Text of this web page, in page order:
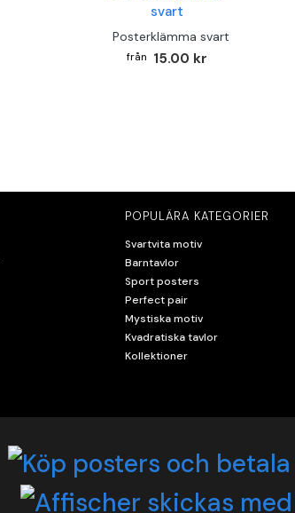
Posterklämma svart
15.00 kr
POPULÄRA KATEGORIER
Svartvita motiv
Barntavlor
Sport posters
Perfect pair
Mystiska motiv
Kvadratiska tavlor
Kollektioner